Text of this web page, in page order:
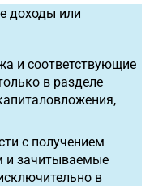
доходы или
и соответствующие
в разделе
с получением
и зачитываемые
в